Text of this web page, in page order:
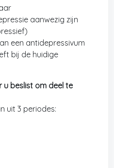
aanwezig zijn
een antidepressivum
bij de huidige
beslist om deel te
uit 3 periodes: